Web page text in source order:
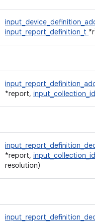
input_report_definition_t
*report,
*report,
resolution)